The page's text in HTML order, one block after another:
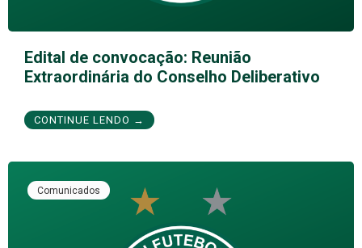
Edital de convocação: Reunião
Extraordinária do Conselho Deliberativo
CONTINUE LENDO →
Comunicados